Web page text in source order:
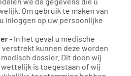
Om gebruik te maken van
inloggen op uw persoonlijke
- In het geval u medische
verstrekt kunnen deze worden
dossier. Dit doen wij
is toegestaan of wij